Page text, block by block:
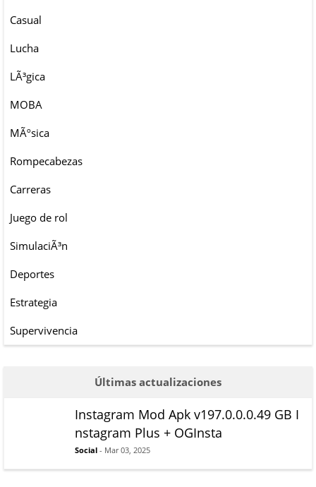
Casual
Lucha
LÃ³gica
MOBA
MÃºsica
Rompecabezas
Carreras
Juego de rol
SimulaciÃ³n
Deportes
Estrategia
Supervivencia
Últimas actualizaciones
Instagram Mod Apk v197.0.0.0.49 GB I
nstagram Plus + OGInsta
Social - Mar 03, 2025